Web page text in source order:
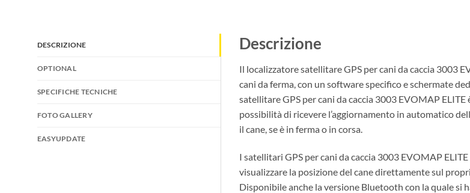
DESCRIZIONE
OPTIONAL
SPECIFICHE TECNICHE
FOTO GALLERY
EASYUPDATE
Descrizione
Il localizzatore satellitare GPS per cani da caccia 3003
cani da ferma, con un software specifico e schermate
satellitare GPS per cani da caccia 3003 EVOMAP
possibilità di ricevere l’aggiornamento in automatico
il cane, se è in ferma o in corsa.
I satellitari GPS per cani da caccia 3003 EVOMAP
visualizzare la posizione del cane direttamente sul
Disponibile anche la versione Bluetooth con la quale si